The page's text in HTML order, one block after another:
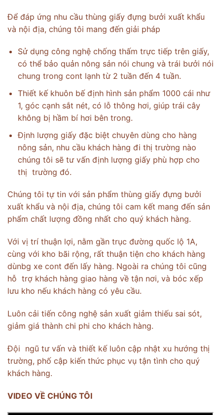
Để đáp ứng nhu cầu thùng giấy đựng bưởi xuất khẩu
và nội địa, chúng tôi mang đến giải pháp
Sử dụng công nghệ chống thấm trực tiếp trên giấy,
có thể bảo quản nông sản nói chung và trái bưởi nói
chung trong cont lạnh từ 2 tuần đến 4 tuần.
Thiết kế khuôn bế định hình sản phẩm 1000 cái như
1, góc cạnh sắt nét, có lỗ thông hơi, giúp trái cây
không bị hầm bí hơi bên trong.
Định lượng giấy đặc biệt chuyên dùng cho hàng
nông sản, nhu cầu khách hàng đi thị trường nào
chúng tôi sẽ tư vấn định lượng giấy phù hợp cho
thị trường đó.
Chúng tôi tự tin với sản phẩm thùng giấy đựng bưởi
xuất khẩu và nội địa, chúng tôi cam kết mang đến sản
phẩm chất lượng đồng nhất cho quý khách hàng.
Với vị trí thuận lợi, nằm gần trục đường quốc lộ 1A,
cùng với kho bãi rộng, rất thuận tiện cho khách hàng
dùnbg xe cont đến lấy hàng. Ngoài ra chúng tôi cũng
hỗ trợ khách hàng giao hàng về tận nơi, và bóc xếp
lưu kho nếu khách hàng có yêu cầu.
Luôn cải tiến công nghệ sản xuất giảm thiếu sai sót,
giảm giá thành chi phi cho khách hàng.
Đội ngũ tư vấn và thiết kế luôn cập nhật xu hướng thị
trường, phố cập kiến thức phục vụ tận tình cho quý
khách hàng.
VIDEO VỀ CHÚNG TÔI